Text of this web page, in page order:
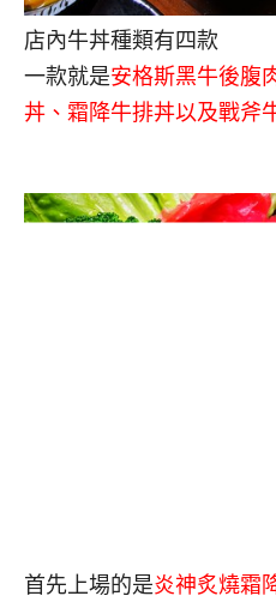
店內牛丼種類有四款
一款就是安格斯黑牛後腹
丼、霜降牛排丼以及戰斧
首先上場的是炎神炙燒霜